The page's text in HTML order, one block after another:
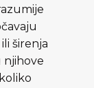
širenja
njihove